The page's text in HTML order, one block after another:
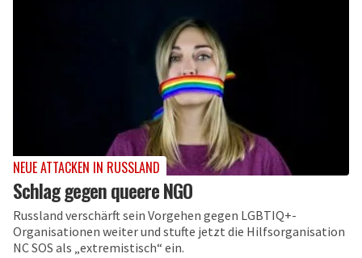
NEUE ATTACKEN IN RUSSLAND
Schlag gegen queere NGO
Russland verschärft sein Vorgehen gegen LGBTIQ+-
Organisationen weiter und stufte jetzt die Hilfsorganisation
NC SOS als „extremistisch“ ein.